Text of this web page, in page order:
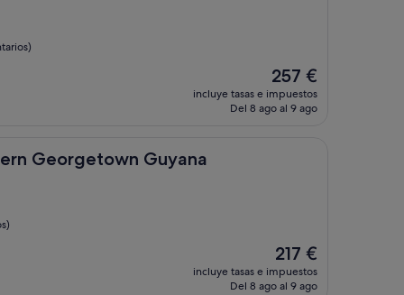
El
precio
actual
257 €
incluye tasas e impuestos
Del 8 ago al 9 ago
Georgetown Guyana
Guyana
El
precio
actual
217 €
incluye tasas e impuestos
Del 8 ago al 9 ago